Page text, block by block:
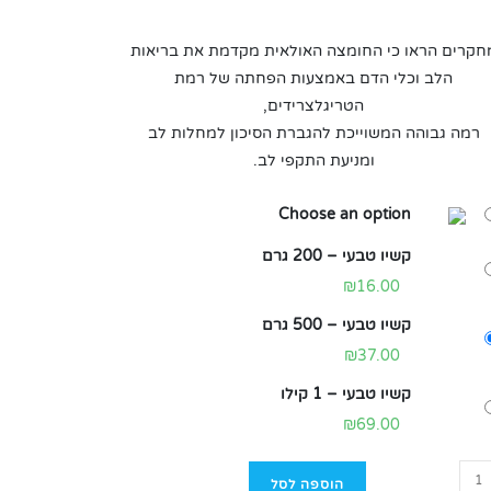
הראו כי החומצה האולאית מקדמת את בריאות
הלב וכלי הדם באמצעות הפחתה של רמת
הטריגלצרידים,
רמה גבוהה המשוייכת להגברת הסיכון למחלות לב
ומניעת התקפי לב.
Choose an option
קשיו טבעי – 200 גרם
₪16.00
קשיו טבעי – 500 גרם
₪37.00
קשיו טבעי – 1 קילו
₪69.00
הוספה לסל